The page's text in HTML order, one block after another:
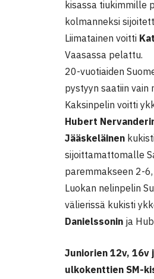
kisassa tiukimmille
kolmanneksi
Liimatainen voitti
Vaasassa pelattu.
20-vuotiaiden
pystyyn saatiin
Kaksinpelin voitti
Hubert
Jääskeläinen
sijoittamattomalle
paremmakseen 2-
Luokan nelinpelin
välierissä kukisti
Danielssonin ja
Juniorien 12v, 16v
ulkokenttien SM-